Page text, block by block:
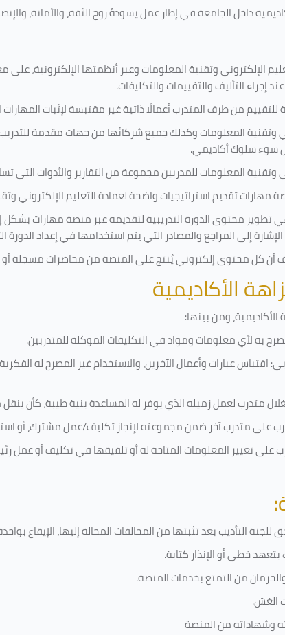
داخل الجامعة في إطار عمل يسودهُ روح الثقة، والأمانة،
الإلكتروني وتقنية المعلومات وعبر أنظمتها الإلكترونية،
إجراء التأليف والتقييمات والتكليفات.
من طرف المتدرب أعمالًا ذاتية غير مقتبسة لإثبات
وتقنية المعلومات وكذلك جميع شركائها من جهات مقدمة
سوء سلوك أكاديمي.
وتقنية المعلومات للمدربين مجموعة من التقارير والأدوات التي
تقديم استراتيجيات واضحة لعمادة التعليم الإلكتروني
في تطوير محتوى الدورة التدريبية لتقديمه عبر منصة مهارات
إلى المراجع والمصادر التي يتم استخدامها في إعداد
أن كل محتوى إلكتروني يُنتج على المنصة من محاضرات مسجلة
الأكاديمية
ومن بينها:
به لأي معلومات ومواد في التكليفاتالموكلة للمتدربين.
: اقتباس عبارات وأعمال الآخرين، والاستخدام غير المصرح له
متدرب لعمل زميله الذي يوفر له المساعدة بنية طيبة، كأن
على متدرب آخر ضمن مجموعته لإنجاز تكليف/عمل مشترك، أو
على تغيير المعلومات المتاحة له أو تلفيقها في تكليف أو عمل
:
التأديب بعد تثبتها من المخالفات المحالة إليها، الإيقاع
خطي أو الإنذار كتابة.
من التمتع بخدمات المنصة.
الغش.
وشهاداته من المنصة